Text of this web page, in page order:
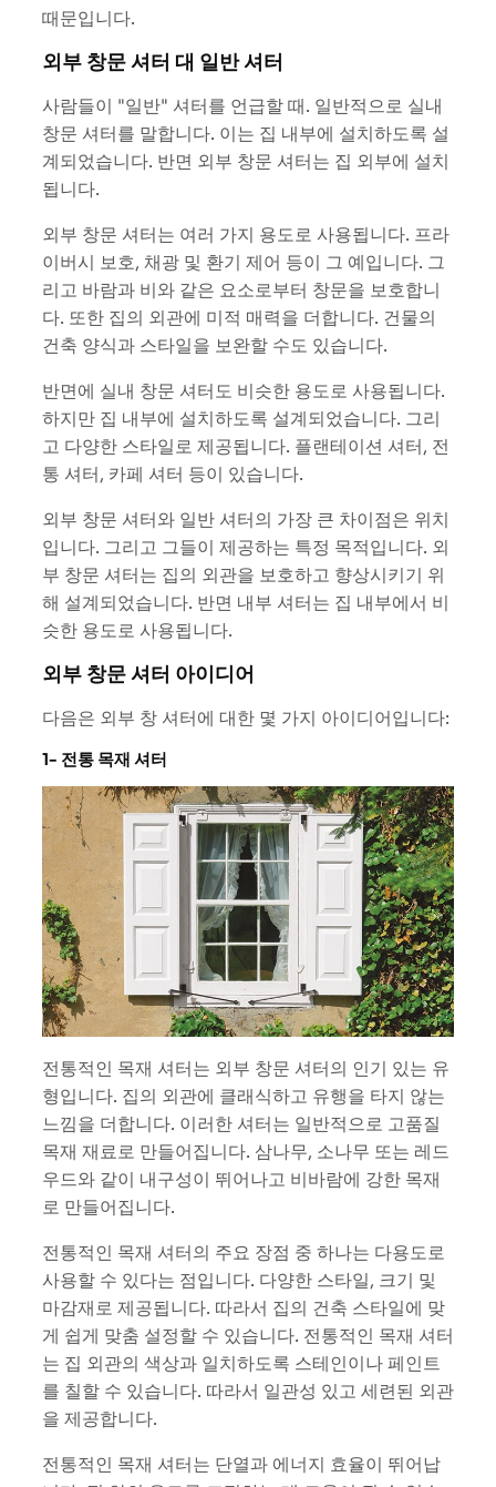
때문입니다.
외부 창문 셔터 대 일반 셔터
사람들이 "일반" 셔터를 언급할 때. 일반적으로 실내
창문 셔터를 말합니다. 이는 집 내부에 설치하도록 설
계되었습니다. 반면 외부 창문 셔터는 집 외부에 설치
됩니다.
외부 창문 셔터는 여러 가지 용도로 사용됩니다. 프라
이버시 보호, 채광 및 환기 제어 등이 그 예입니다. 그
리고 바람과 비와 같은 요소로부터 창문을 보호합니
다. 또한 집의 외관에 미적 매력을 더합니다. 건물의
건축 양식과 스타일을 보완할 수도 있습니다.
반면에 실내 창문 셔터도 비슷한 용도로 사용됩니다.
하지만 집 내부에 설치하도록 설계되었습니다. 그리
고 다양한 스타일로 제공됩니다. 플랜테이션 셔터, 전
통 셔터, 카페 셔터 등이 있습니다.
외부 창문 셔터와 일반 셔터의 가장 큰 차이점은 위치
입니다. 그리고 그들이 제공하는 특정 목적입니다. 외
부 창문 셔터는 집의 외관을 보호하고 향상시키기 위
해 설계되었습니다. 반면 내부 셔터는 집 내부에서 비
슷한 용도로 사용됩니다.
외부 창문 셔터 아이디어
다음은 외부 창 셔터에 대한 몇 가지 아이디어입니다:
1- 전통 목재 셔터
전통적인 목재 셔터는 외부 창문 셔터의 인기 있는 유
형입니다. 집의 외관에 클래식하고 유행을 타지 않는
느낌을 더합니다. 이러한 셔터는 일반적으로 고품질
목재 재료로 만들어집니다. 삼나무, 소나무 또는 레드
우드와 같이 내구성이 뛰어나고 비바람에 강한 목재
로 만들어집니다.
전통적인 목재 셔터의 주요 장점 중 하나는 다용도로
사용할 수 있다는 점입니다. 다양한 스타일, 크기 및
마감재로 제공됩니다. 따라서 집의 건축 스타일에 맞
게 쉽게 맞춤 설정할 수 있습니다. 전통적인 목재 셔터
는 집 외관의 색상과 일치하도록 스테인이나 페인트
를 칠할 수 있습니다. 따라서 일관성 있고 세련된 외관
을 제공합니다.
전통적인 목재 셔터는 단열과 에너지 효율이 뛰어납